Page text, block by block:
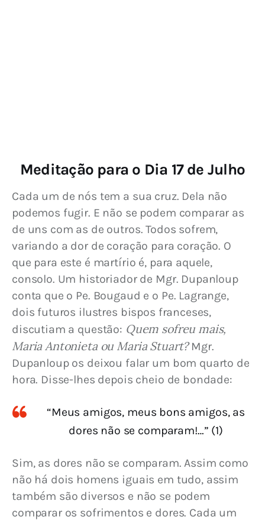
Meditação para o Dia 17 de Julho
Cada um de nós tem a sua cruz. Dela não
podemos fugir. E não se podem comparar as
de uns com as de outros. Todos sofrem,
variando a dor de coração para coração. O
que para este é martírio é, para aquele,
consolo. Um historiador de Mgr. Dupanloup
conta que o Pe. Bougaud e o Pe. Lagrange,
dois futuros ilustres bispos franceses,
discutiam a questão: Quem sofreu mais,
Maria Antonieta ou Maria Stuart? Mgr.
Dupanloup os deixou falar um bom quarto de
hora. Disse-lhes depois cheio de bondade:
“Meus amigos, meus bons amigos, as
dores não se comparam!…” (1)
Sim, as dores não se comparam. Assim como
não há dois homens iguais em tudo, assim
também são diversos e não se podem
comparar os sofrimentos e dores. Cada um